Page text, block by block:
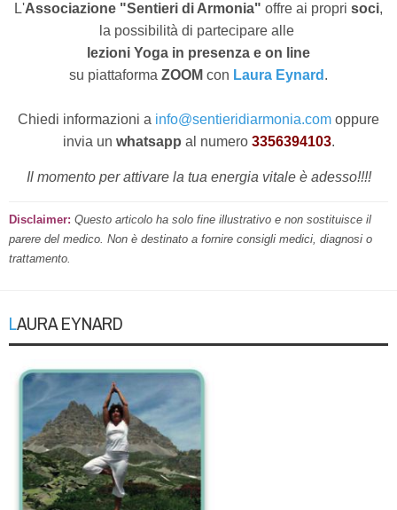
L'Associazione "Sentieri di Armonia" offre ai propri soci,
la possibilità di partecipare alle
lezioni Yoga in presenza e on line
su piattaforma ZOOM con Laura Eynard .
Chiedi informazioni a info@sentieridiarmonia.com oppure
invia un whatsapp al numero 3356394103.
Il momento per attivare la tua energia vitale è adesso!!!!
Disclaimer: Questo articolo ha solo fine illustrativo e non sostituisce il
parere del medico. Non è destinato a fornire consigli medici, diagnosi o
trattamento.
LAURA EYNARD